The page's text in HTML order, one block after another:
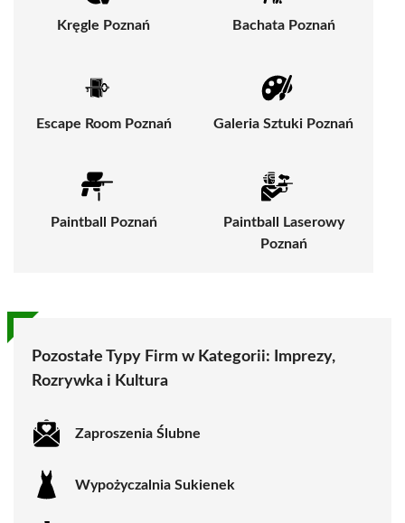
Kręgle Poznań Bachata Poznań
Escape Room Poznań Galeria Sztuki Poznań
Paintball Poznań
Paintball Laserowy
Poznań
Pozostałe Typy Firm w Kategorii:
Imprezy,
Rozrywka i Kultura
Zaproszenia Ślubne
Wypożyczalnia Sukienek